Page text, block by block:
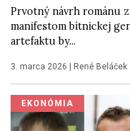
Prvotný návrh románu
manifestom bítnickej
artefaktu by...
3. marca 2026 | René Beláček
EKONÓMIA